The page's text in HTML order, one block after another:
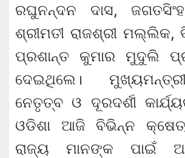
ରଘୁନନ୍ଦନ ଦାସ,
ଶ୍ରୀମତୀ ରାଜଶ୍ରୀ ମଲ୍ଲିକ,
ପ୍ରଶାନ୍ତ କୁମାର ମୁଦୁଲି
ଦେଇଥିଲେ।
ନେତୃତ୍ବ ଓ ଦୂରଦର୍ଶୀ
ଓଡିଶା ଆଜି ବିଭିନ୍ନ
ରାଜ୍ୟ ମାନଙ୍କ ପାଇଁ